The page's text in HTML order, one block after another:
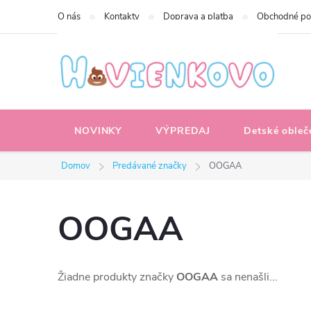
O nás Kontakty Doprava a platba Obchodné
NOVINKY VÝPREDAJ Detské
Domov Predávané značky OOGAA
OOGAA
Žiadne produkty značky OOGAA sa nenašli...